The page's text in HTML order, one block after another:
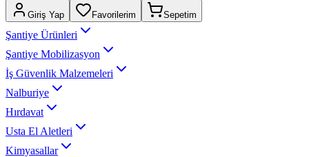
Giriş Yap Favorilerim Sepetim
Şantiye Ürünleri
Şantiye Mobilizasyon
İş Güvenlik Malzemeleri
Nalburiye
Hırdavat
Usta El Aletleri
Kimyasallar